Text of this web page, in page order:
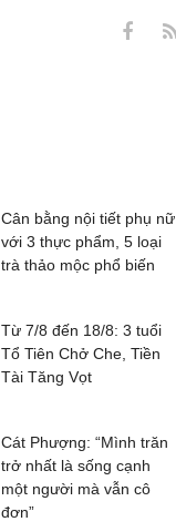
Cân bằng nội tiết phụ nữ
với 3 thực phẩm, 5 loại
trà thảo mộc phổ biến
Từ 7/8 đến 18/8: 3 tuổi
Tổ Tiên Chở Che, Tiền
Tài Tăng Vọt
Cát Phượng: “Mình trăn
trở nhất là sống cạnh
một người mà vẫn cô
đơn”